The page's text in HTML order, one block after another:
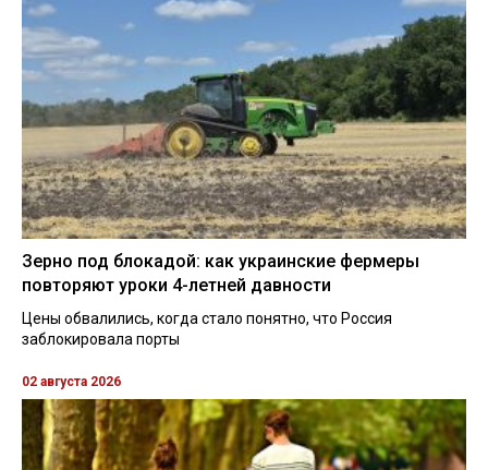
Зерно под блокадой: как украинские фермеры
повторяют уроки 4-летней давности
Цены обвалились, когда стало понятно, что Россия
заблокировала порты
02 августа 2026